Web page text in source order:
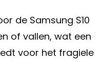
de Samsung S10
of vallen, wat een
voor het fragiele